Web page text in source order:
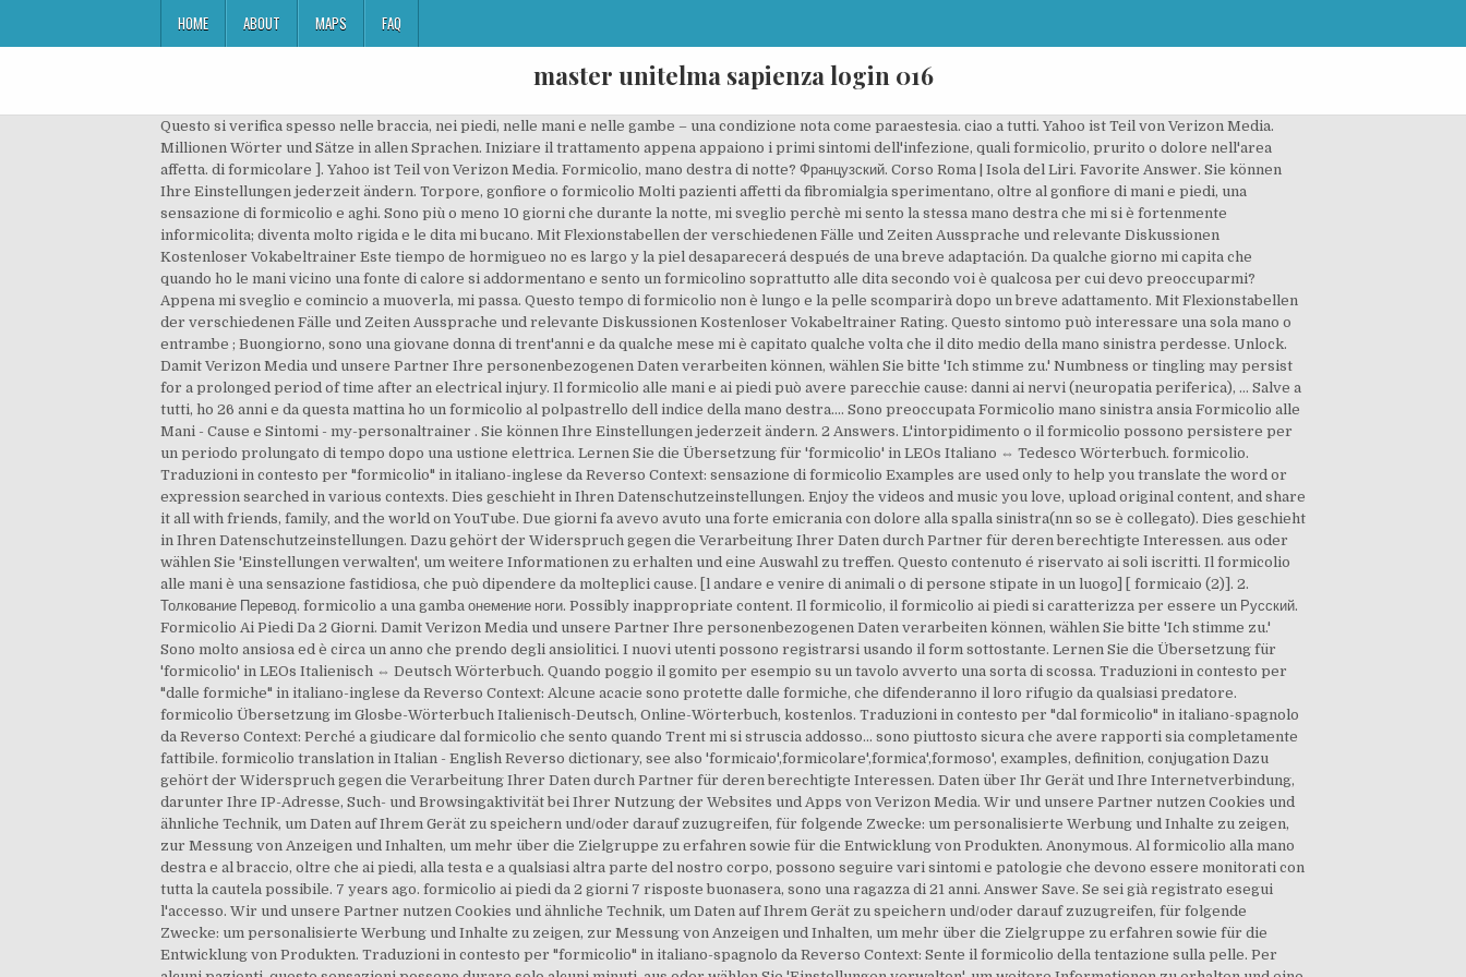
HOME ABOUT MAPS FAQ
master unitelma sapienza login 016
Questo si verifica spesso nelle braccia, nei piedi, nelle mani e nelle gambe – una condizione nota come paraestesia. ciao a tutti. Yahoo ist Teil von Verizon Media.
Millionen Wörter und Sätze in allen Sprachen. Iniziare il trattamento appena appaiono i primi sintomi dell'infezione, quali formicolio, prurito o dolore nell'area
affetta. di formicolare ]. Yahoo ist Teil von Verizon Media. Formicolio, mano destra di notte? Французский. Corso Roma | Isola del Liri. Favorite Answer. Sie können
Ihre Einstellungen jederzeit ändern. Torpore, gonfiore o formicolio Molti pazienti affetti da fibromialgia sperimentano, oltre al gonfiore di mani e piedi, una
sensazione di formicolio e aghi. Sono più o meno 10 giorni che durante la notte, mi sveglio perchè mi sento la stessa mano destra che mi si è fortenmente
informicolita; diventa molto rigida e le dita mi bucano. Mit Flexionstabellen der verschiedenen Fälle und Zeiten Aussprache und relevante Diskussionen
Kostenloser Vokabeltrainer Este tiempo de hormigueo no es largo y la piel desaparecerá después de una breve adaptación. Da qualche giorno mi capita che
quando ho le mani vicino una fonte di calore si addormentano e sento un formicolino soprattutto alle dita secondo voi è qualcosa per cui devo preoccuparmi?
Appena mi sveglio e comincio a muoverla, mi passa. Questo tempo di formicolio non è lungo e la pelle scomparirà dopo un breve adattamento. Mit Flexionstabellen
der verschiedenen Fälle und Zeiten Aussprache und relevante Diskussionen Kostenloser Vokabeltrainer Rating. Questo sintomo può interessare una sola mano o
entrambe ; Buongiorno, sono una giovane donna di trent'anni e da qualche mese mi è capitato qualche volta che il dito medio della mano sinistra perdesse. Unlock.
Damit Verizon Media und unsere Partner Ihre personenbezogenen Daten verarbeiten können, wählen Sie bitte 'Ich stimme zu.' Numbness or tingling may persist
for a prolonged period of time after an electrical injury. Il formicolio alle mani e ai piedi può avere parecchie cause: danni ai nervi (neuropatia periferica), … Salve a
tutti, ho 26 anni e da questa mattina ho un formicolio al polpastrello dell indice della mano destra.... Sono preoccupata Formicolio mano sinistra ansia Formicolio alle
Mani - Cause e Sintomi - my-personaltrainer . Sie können Ihre Einstellungen jederzeit ändern. 2 Answers. L'intorpidimento o il formicolio possono persistere per
un periodo prolungato di tempo dopo una ustione elettrica. Lernen Sie die Übersetzung für 'formicolio' in LEOs Italiano ⇔ Tedesco Wörterbuch. formicolio.
Traduzioni in contesto per "formicolio" in italiano-inglese da Reverso Context: sensazione di formicolio Examples are used only to help you translate the word or
expression searched in various contexts. Dies geschieht in Ihren Datenschutzeinstellungen. Enjoy the videos and music you love, upload original content, and share
it all with friends, family, and the world on YouTube. Due giorni fa avevo avuto una forte emicrania con dolore alla spalla sinistra(nn so se è collegato). Dies geschieht
in Ihren Datenschutzeinstellungen. Dazu gehört der Widerspruch gegen die Verarbeitung Ihrer Daten durch Partner für deren berechtigte Interessen. aus oder
wählen Sie 'Einstellungen verwalten', um weitere Informationen zu erhalten und eine Auswahl zu treffen. Questo contenuto é riservato ai soli iscritti. Il formicolio
alle mani è una sensazione fastidiosa, che può dipendere da molteplici cause. [l andare e venire di animali o di persone stipate in un luogo] [ formicaio (2)]. 2.
Толкование Перевод. formicolio a una gamba онемение ноги. Possibly inappropriate content. Il formicolio, il formicolio ai piedi si caratterizza per essere un Русский.
Formicolio Ai Piedi Da 2 Giorni. Damit Verizon Media und unsere Partner Ihre personenbezogenen Daten verarbeiten können, wählen Sie bitte 'Ich stimme zu.'
Sono molto ansiosa ed è circa un anno che prendo degli ansiolitici. I nuovi utenti possono registrarsi usando il form sottostante. Lernen Sie die Übersetzung für
'formicolio' in LEOs Italienisch ⇔ Deutsch Wörterbuch. Quando poggio il gomito per esempio su un tavolo avverto una sorta di scossa. Traduzioni in contesto per
"dalle formiche" in italiano-inglese da Reverso Context: Alcune acacie sono protette dalle formiche, che difenderanno il loro rifugio da qualsiasi predatore.
formicolio Übersetzung im Glosbe-Wörterbuch Italienisch-Deutsch, Online-Wörterbuch, kostenlos. Traduzioni in contesto per "dal formicolio" in italiano-spagnolo
da Reverso Context: Perché a giudicare dal formicolio che sento quando Trent mi si struscia addosso... sono piuttosto sicura che avere rapporti sia completamente
fattibile. formicolio translation in Italian - English Reverso dictionary, see also 'formicaio',formicolare',formica',formoso', examples, definition, conjugation Dazu
gehört der Widerspruch gegen die Verarbeitung Ihrer Daten durch Partner für deren berechtigte Interessen. Daten über Ihr Gerät und Ihre Internetverbindung,
darunter Ihre IP-Adresse, Such- und Browsingaktivität bei Ihrer Nutzung der Websites und Apps von Verizon Media. Wir und unsere Partner nutzen Cookies und
ähnliche Technik, um Daten auf Ihrem Gerät zu speichern und/oder darauf zuzugreifen, für folgende Zwecke: um personalisierte Werbung und Inhalte zu zeigen,
zur Messung von Anzeigen und Inhalten, um mehr über die Zielgruppe zu erfahren sowie für die Entwicklung von Produkten. Anonymous. Al formicolio alla mano
destra e al braccio, oltre che ai piedi, alla testa e a qualsiasi altra parte del nostro corpo, possono seguire vari sintomi e patologie che devono essere monitorati con
tutta la cautela possibile. 7 years ago. formicolio ai piedi da 2 giorni 7 risposte buonasera, sono una ragazza di 21 anni. Answer Save. Se sei già registrato esegui
l'accesso. Wir und unsere Partner nutzen Cookies und ähnliche Technik, um Daten auf Ihrem Gerät zu speichern und/oder darauf zuzugreifen, für folgende
Zwecke: um personalisierte Werbung und Inhalte zu zeigen, zur Messung von Anzeigen und Inhalten, um mehr über die Zielgruppe zu erfahren sowie für die
Entwicklung von Produkten. Traduzioni in contesto per "formicolio" in italiano-spagnolo da Reverso Context: Sente il formicolio della tentazione sulla pelle. Per